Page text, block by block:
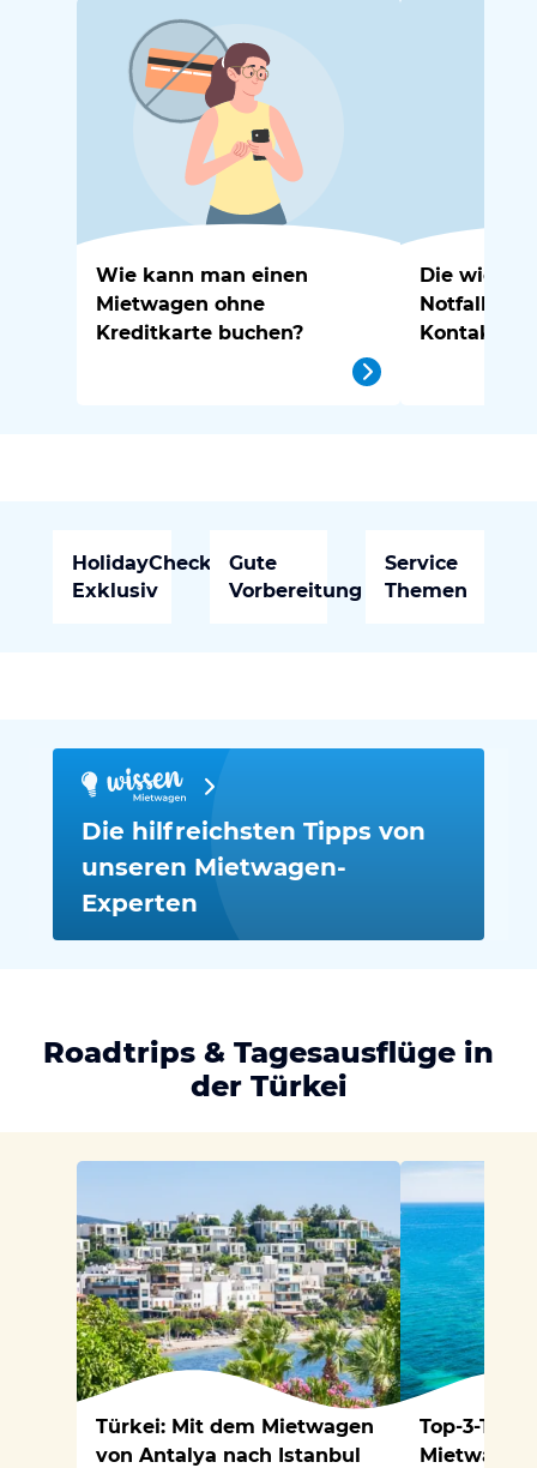
Wie kann man einen
Mietwagen ohne
Kreditkarte buchen?
Die
Kontakte
HolidayCheck
Exklusiv
Gute
Vorbereitung
Service
Themen
Die hilfreichsten Tipps von
unseren Mietwagen-
Experten
Roadtrips & Tagesausflüge in
der Türkei
Türkei: Mit dem Mietwagen
von Antalya nach Istanbul
Top-3-